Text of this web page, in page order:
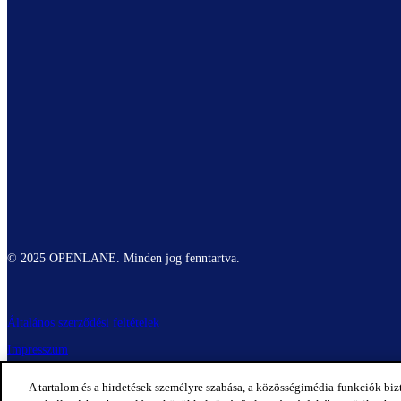
© 2025 OPENLANE. Minden jog fenntartva.
Általános szerződési feltételek
Impresszum
A tartalom és a hirdetések személyre szabása, a közösségimédia-funkciók